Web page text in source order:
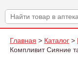
Главная > Каталог >
Компливит Сияние